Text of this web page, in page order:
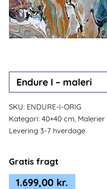
Endure I – maleri
SKU: ENDURE-I-ORIG
Kategori: 40×40 cm, Malerier
Levering 3-7 hverdage
Gratis fragt
1.699,00 kr.